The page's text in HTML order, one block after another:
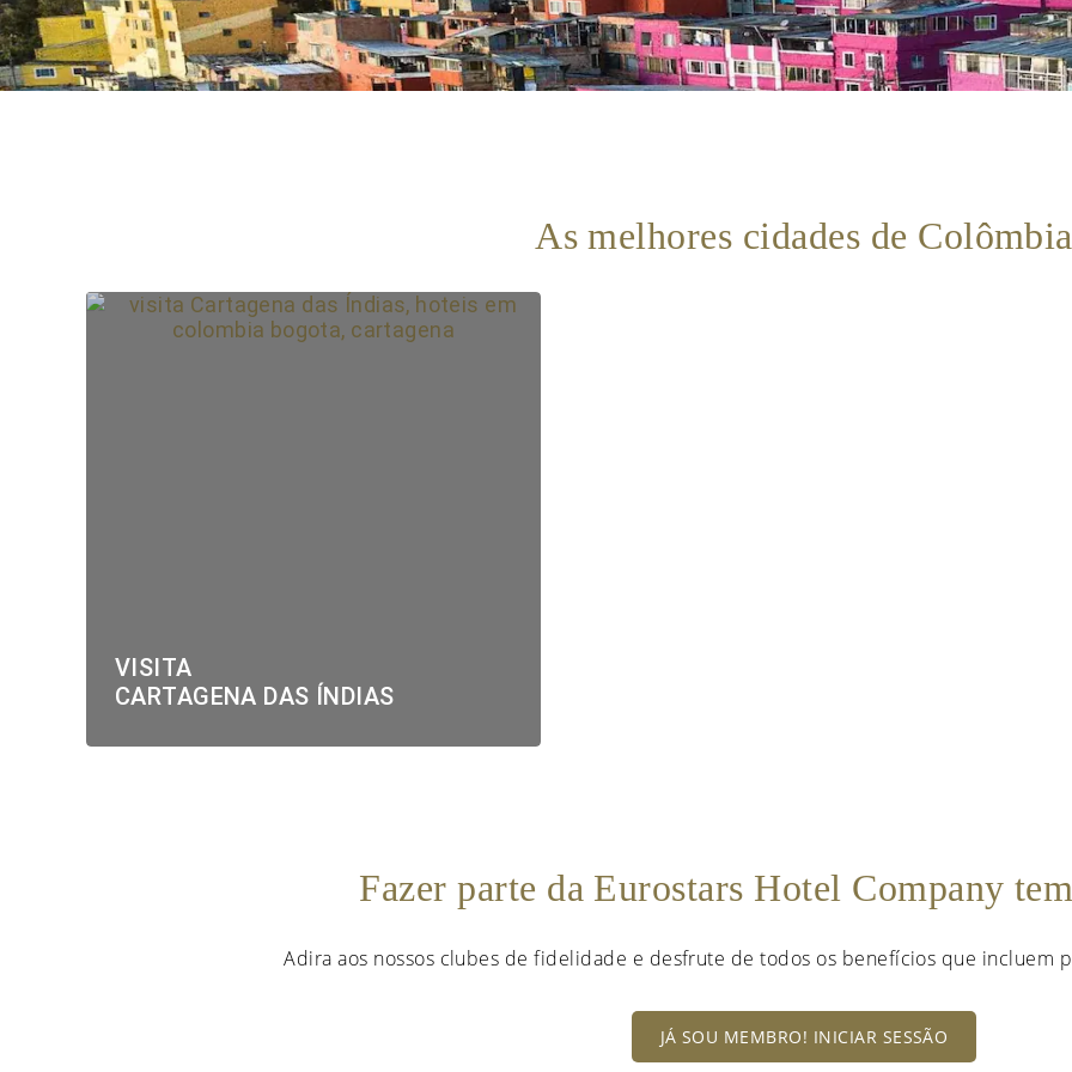
As melhores cidades de Colômbia
VISITA
CARTAGENA DAS ÍNDIAS
Fazer parte da Eurostars Hotel Company
Adira aos nossos clubes de fidelidade e desfrute de todos os benefícios que incluem
JÁ SOU MEMBRO! INICIAR SESSÃO